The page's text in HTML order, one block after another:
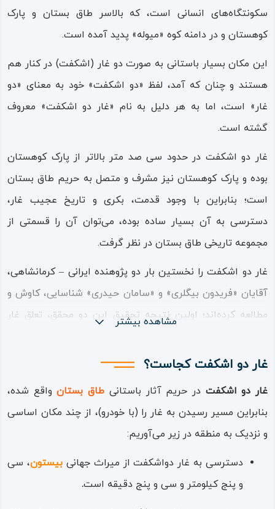
سکونتگاه‌های انسانی است، که بالاسر طاق بستان و پارک
کوهستان و در دامنه کوه «میوله» پدید آمده است.
این مکان بسیار باستانی به صورت دو غار (اشکفت) در کنار هم
هستند و چنان که آمد، لفظ «دو اشکفت» خود به معنای «دو
غار» است، اما به هر دلیل به نام «غار دو اشکفت» معروف
گشته است.
غار دو اشکفت در حدود سی‌ صد متر بالاتر از پارک کوهستان
بوده و پارک کوهستان نیز مشرف و متصل به حریم طاق بستان
است؛ بنابراین با وجود قدمت، بکری و تاریخ عجیب غار،
دسترسی به آن بسیار ساده بوده، می‌توان آن را قسمتی از
مجموعه تاریخی طاق بستان در نظر گرفت.
غار دو اشکفت را نخستین بار دو پژوهنده ایرانی – کرمانشاهی،
آقایان «فریدون بیگلری» و «سامان حیدری» شناسایی، کاوش و
مطالعه کرده‌اند؛ اولین نتیجه تحقیق این دو محقق، تعلق غار
بین چهل تا صد هزار سال پیش، که انسان‌های نخستین
دواشکفت برای سکونت طولانی مدت استفاده می‌کرده‌اند؛ در
نتیجه دور از واقعیت نخواهد بود اگر، غار دواشکفت را یکی از
نخستین «خانه»های بشر نام کنیم.
ابزارهای کاوش شده در غار دواشکفت مربوط به عصر شکارگری
در زاگرس و متعلق به صنعت دوره موسوم به «موستری» یعنی
مشاهده بیشتر
غار دو اشکفت کجاست؟
غار دو اشکفت در حریم آثار باستانی طاق بستانواقع شده،
بنابراین مسیر رسیدن به غار را (با خودرو)، از چند مکان اساسی
و نزدیک به منطقه در زیر می‌آوریم:
دسترسی به غار دواشکفت از میراث جهانیبیستون، سی‌
و پنج کیلومتر و سی‌ و پنج دقیقه است.